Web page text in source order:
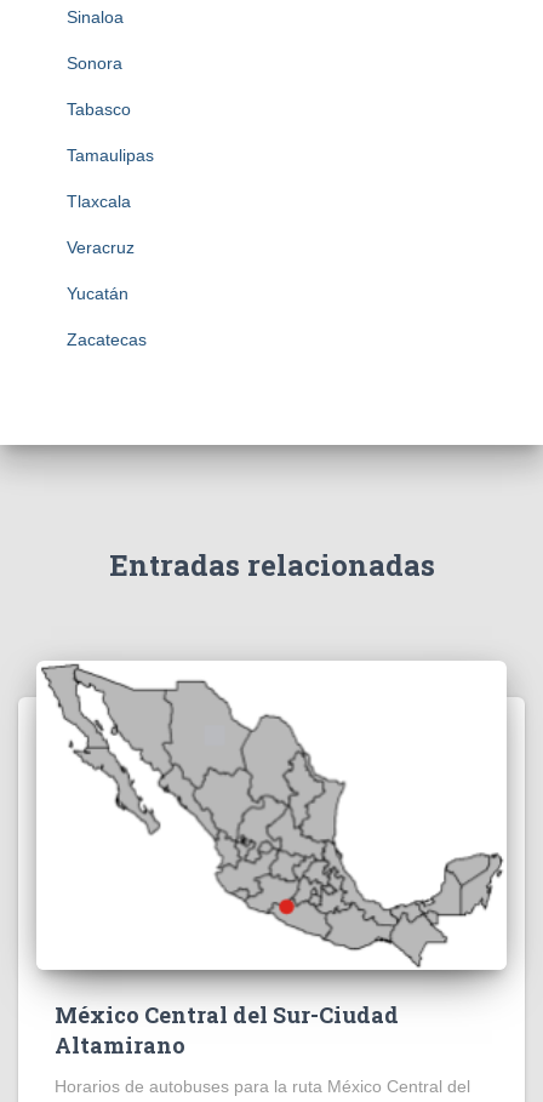
Sinaloa
Sonora
Tabasco
Tamaulipas
Tlaxcala
Veracruz
Yucatán
Zacatecas
Entradas relacionadas
México Central del Sur-Ciudad
Altamirano
Horarios de autobuses para la ruta México Central del